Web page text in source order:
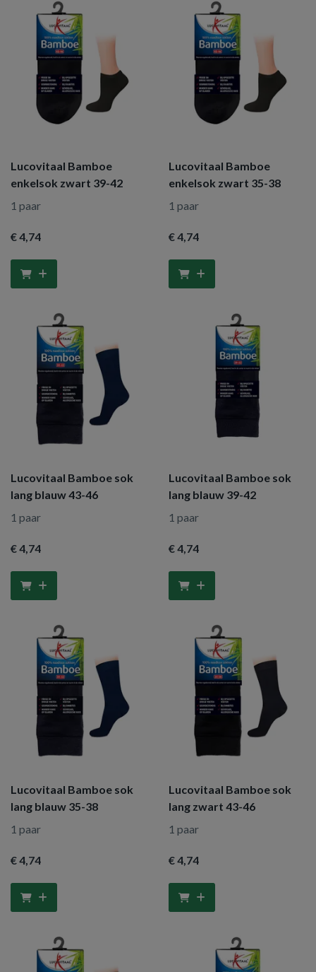
Lucovitaal Bamboe
enkelsok zwart 39-42
1 paar
€ 4,74
Lucovitaal Bamboe
enkelsok zwart 35-38
1 paar
€ 4,74
Lucovitaal Bamboe sok
lang blauw 43-46
1 paar
€ 4,74
Lucovitaal Bamboe sok
lang blauw 39-42
1 paar
€ 4,74
Lucovitaal Bamboe sok
lang blauw 35-38
1 paar
€ 4,74
Lucovitaal Bamboe sok
lang zwart 43-46
1 paar
€ 4,74